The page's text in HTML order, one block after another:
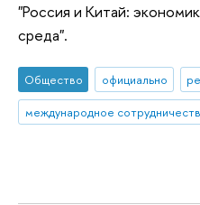
"Россия и Китай:
среда".
Общество официально
международное